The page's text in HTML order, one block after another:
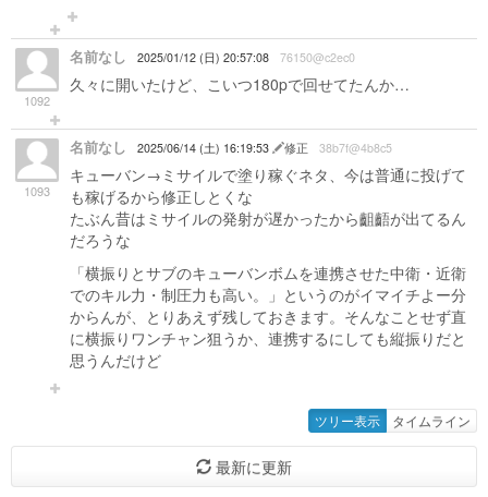
1092
名前なし 2025/01/12 (日) 20:57:08 76150@c2ec0
久々に開いたけど、こいつ180pで回せてたんか…
1093
名前なし 2025/06/14 (土) 16:19:53 修正 38b7f@4b8c5
キューバン→ミサイルで塗り稼ぐネタ、今は普通に投げて
も稼げるから修正しとくな
たぶん昔はミサイルの発射が遅かったから齟齬が出てるん
だろうな
「横振りとサブのキューバンボムを連携させた中衛・近衛
でのキル力・制圧力も高い。」というのがイマイチよー分
からんが、とりあえず残しておきます。そんなことせず直
に横振りワンチャン狙うか、連携するにしても縦振りだと
思うんだけど
ツリー表示 タイムライン
最新に更新